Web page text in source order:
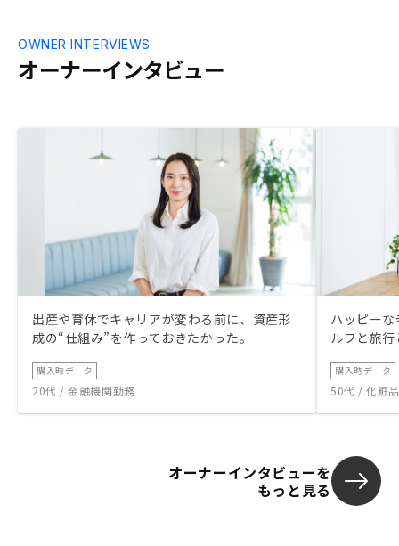
オーナーインタビュー
OWNER INTERVIEWS
出産や育休でキャリアが変わる前に、資産形
成の“仕組み”を作っておきたかった。
購入時データ
20代 / 金融機関勤務
ハッピー
ルフと旅
購入時データ
50代 / 化粧
オーナーインタビューを
もっと見る